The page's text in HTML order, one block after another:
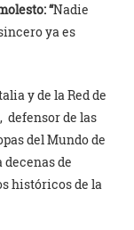
“Nadie
ya es
y de la Red de
defensor de las
del Mundo de
de
históricos de la